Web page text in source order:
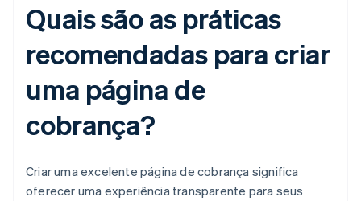
Quais são as práticas
recomendadas para criar
uma página de
cobrança?
Criar uma excelente página de cobrança significa
oferecer uma experiência transparente para seus